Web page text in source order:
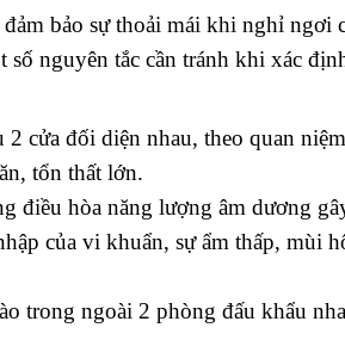
bảo sự thoải mái khi nghỉ ngơi
nguyên tắc cần tránh khi xác
đối diện nhau, theo quan
tổn thất lớn.
điều hòa năng lượng âm dương
của vi khuẩn, sự ẩm thấp, mùi
trong ngoài 2 phòng đấu khẩu